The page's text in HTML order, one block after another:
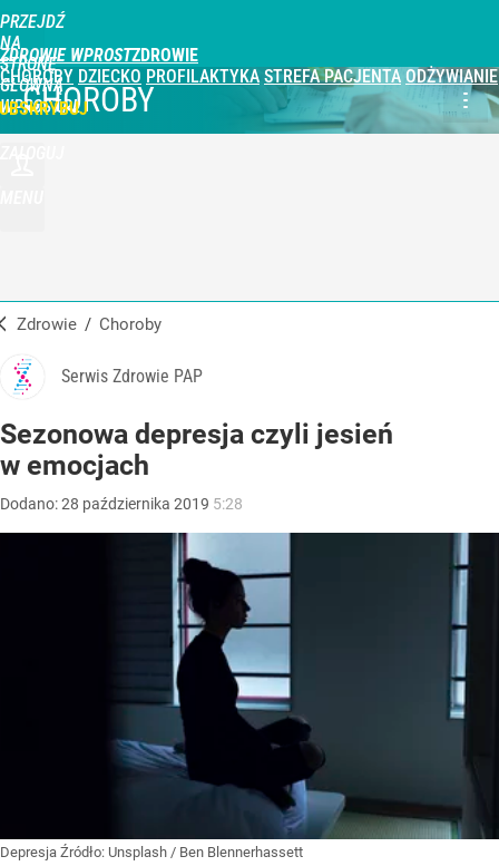
PRZEJDŹ
NA
STRONĘ
GŁÓWNĄ
WPROST.PL
ZDROWIE WPROST
CHOROBY DZIECKO PROFILAKTYKA STREFA PACJENTA ODŻYWIANIE
CHOROBY
Zdrowie / Choroby
Serwis Zdrowie PAP
Sezonowa depresja czyli jesień
w emocjach
Dodano:28 października 2019 5:28
Depresja Źródło: Unsplash / Ben Blennerhassett